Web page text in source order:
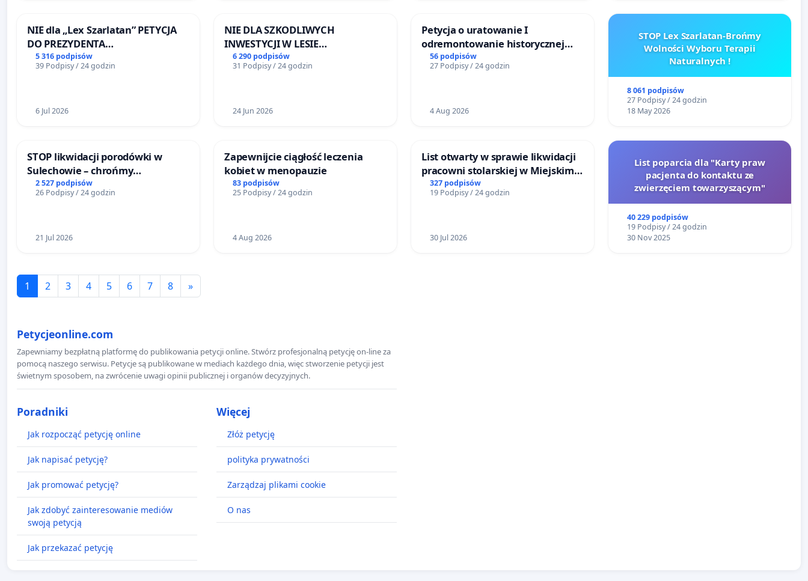
NIE dla „Lex Szarlatan” PETYCJA
DO PREZYDENTA
RZECZYPOSPOLITEJ POLSKIEJ
5 316 podpisów
39 Podpisy / 24 godzin
6 Jul 2026
NIE DLA SZKODLIWYCH
INWESTYCJI W LESIE
ŁAGIEWNICKIM I ARTURÓWKU
6 290 podpisów
31 Podpisy / 24 godzin
24 Jun 2026
Petycja o uratowanie I
odremontowanie historycznej
Lokomotywy sm42-914
56 podpisów
27 Podpisy / 24 godzin
4 Aug 2026
STOP Lex Szarlatan-Brońmy
Wolności Wyboru Terapii
Naturalnych !
8 061 podpisów
27 Podpisy / 24 godzin
18 May 2026
STOP likwidacji porodówki w
Sulechowie – chrońmy
bezpieczeństwo matek i
noworodków
2 527 podpisów
26 Podpisy / 24 godzin
21 Jul 2026
Zapewnijcie ciągłość leczenia
kobiet w menopauzie
83 podpisów
25 Podpisy / 24 godzin
4 Aug 2026
List otwarty w sprawie likwidacji
pracowni stolarskiej w Miejskim
Teatrze Miniatura w Gdańsku
327 podpisów
19 Podpisy / 24 godzin
30 Jul 2026
List poparcia dla "Karty praw
pacjenta do kontaktu ze
zwierzęciem towarzyszącym"
40 229 podpisów
19 Podpisy / 24 godzin
30 Nov 2025
1 2 3 4 5 6 7 8 »
Petycjeonline.com
Zapewniamy bezpłatną platformę do publikowania petycji online. Stwórz profesjonalną petycję on-line za
pomocą naszego serwisu. Petycje są publikowane w mediach każdego dnia, więc stworzenie petycji jest
świetnym sposobem, na zwrócenie uwagi opinii publicznej i organów decyzyjnych.
Poradniki
Jak rozpocząć petycję online
Jak napisać petycję?
Jak promować petycję?
Jak zdobyć zainteresowanie mediów
swoją petycją
Jak przekazać petycję
Więcej
Złóż petycję
polityka prywatności
Zarządzaj plikami cookie
O nas